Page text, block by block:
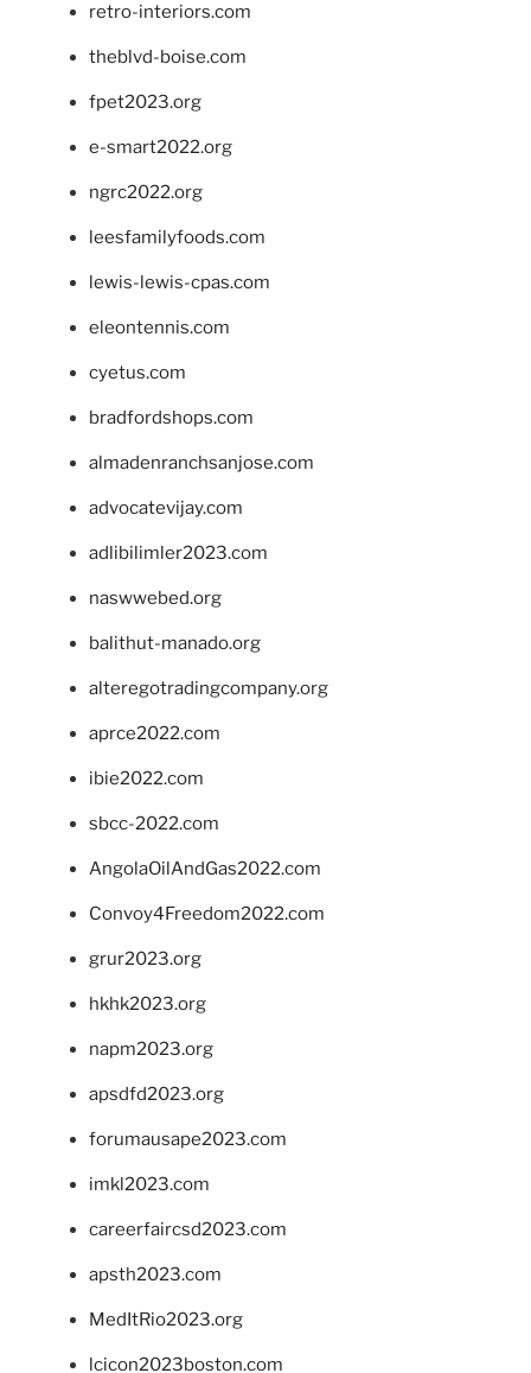
retro-interiors.com
theblvd-boise.com
fpet2023.org
e-smart2022.org
ngrc2022.org
leesfamilyfoods.com
lewis-lewis-cpas.com
eleontennis.com
cyetus.com
bradfordshops.com
almadenranchsanjose.com
advocatevijay.com
adlibilimler2023.com
naswwebed.org
balithut-manado.org
alteregotradingcompany.org
aprce2022.com
ibie2022.com
sbcc-2022.com
AngolaOilAndGas2022.com
Convoy4Freedom2022.com
grur2023.org
hkhk2023.org
napm2023.org
apsdfd2023.org
forumausape2023.com
imkl2023.com
careerfaircsd2023.com
apsth2023.com
MedItRio2023.org
lcicon2023boston.com